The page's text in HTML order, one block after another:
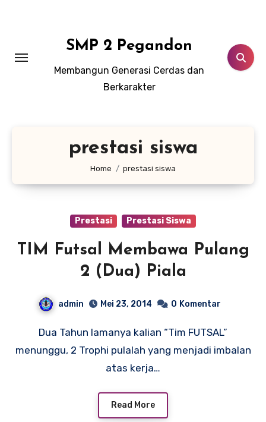
SMP 2 Pegandon
Membangun Generasi Cerdas dan
Berkarakter
prestasi siswa
Home prestasi siswa
Prestasi Prestasi Siswa
TIM Futsal Membawa Pulang
2 (Dua) Piala
admin Mei 23, 2014 0 Komentar
Dua Tahun lamanya kalian “Tim FUTSAL”
menunggu, 2 Trophi pulalah yang menjadi imbalan
atas kerja…
Read More